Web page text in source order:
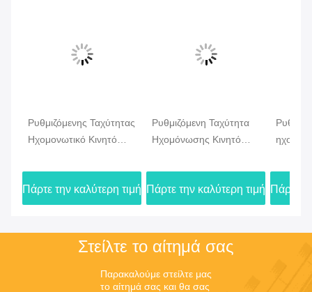
κινητό τοίχο διαχωρισμού
Ενεργοποιήσιμος τοίχος διαχωρισμού